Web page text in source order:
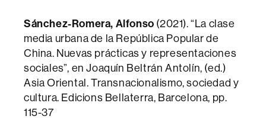
Sánchez-Romera, Alfonso (2021). “La clase
media urbana de la República Popular de
China. Nuevas prácticas y representaciones
sociales”, en Joaquín Beltrán Antolín, (ed.)
Asia Oriental. Transnacionalismo, sociedad y
cultura. Edicions Bellaterra, Barcelona, pp.
115-37